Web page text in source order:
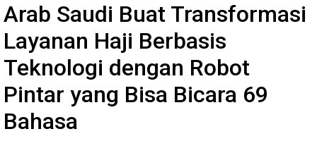
Arab Saudi Buat Transformasi
Layanan Haji Berbasis
Teknologi dengan Robot
Pintar yang Bisa Bicara 69
Bahasa